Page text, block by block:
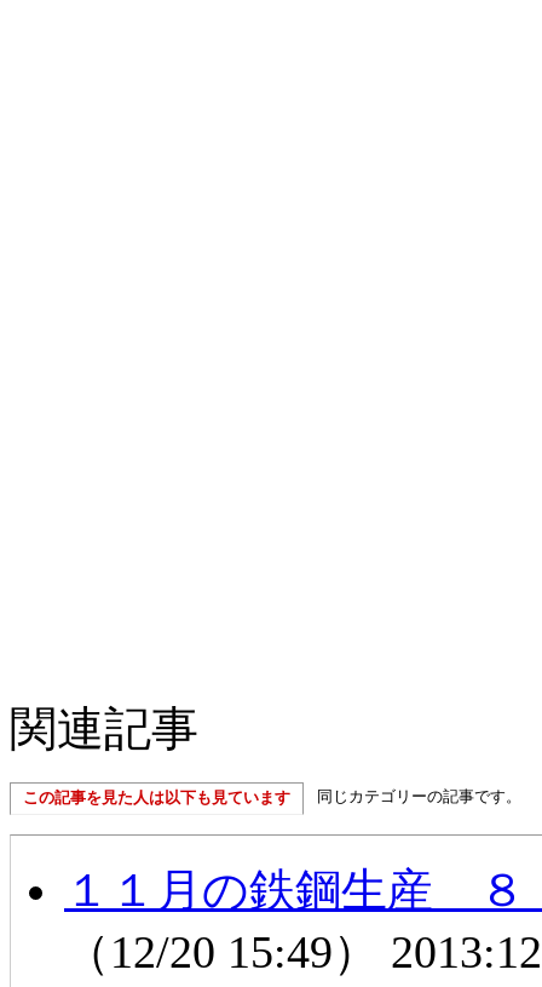
関連記事
この記事を見た人は以下も見ています 同じカテゴリーの記事です。
１１月の鉄鋼生産
（12/20 15:49）